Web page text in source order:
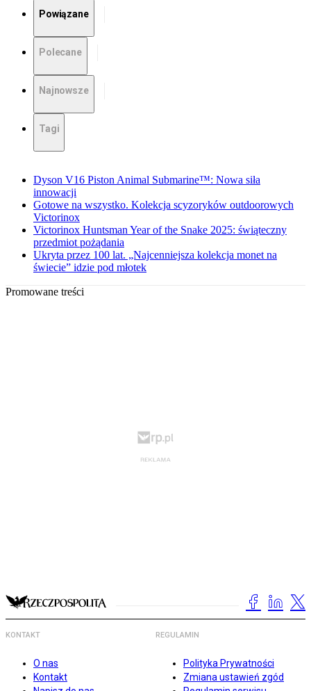
Powiązane
Polecane
Najnowsze
Tagi
Dyson V16 Piston Animal Submarine™: Nowa siła
innowacji
Gotowe na wszystko. Kolekcja scyzoryków outdoorowych
Victorinox
Victorinox Huntsman Year of the Snake 2025: świąteczny
przedmiot pożądania
Ukryta przez 100 lat. „Najcenniejsza kolekcja monet na
świecie” idzie pod młotek
Promowane treści
KONTAKT
O nas
Kontakt
REGULAMIN
Polityka Prywatności
Zmiana ustawień zgód